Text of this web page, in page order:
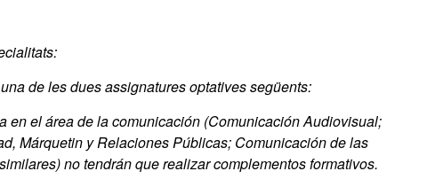
de les dues assignatures optatives següents:
en el área de la comunicación (Comunicación Audiovisual;
Márquetin y Relaciones Públicas; Comunicación de las
no tendrán que realizar complementos formativos.